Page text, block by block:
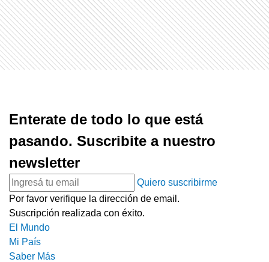
Enterate de todo lo que está
pasando. Suscribite a nuestro
newsletter
Quiero suscribirme
Por favor verifique la dirección de email.
Suscripción realizada con éxito.
El Mundo
Mi País
Saber Más